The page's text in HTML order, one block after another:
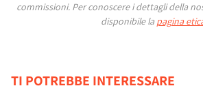
commissioni. Per conoscere i dettagli della
disponibile la pagina
TI POTREBBE INTERESSARE